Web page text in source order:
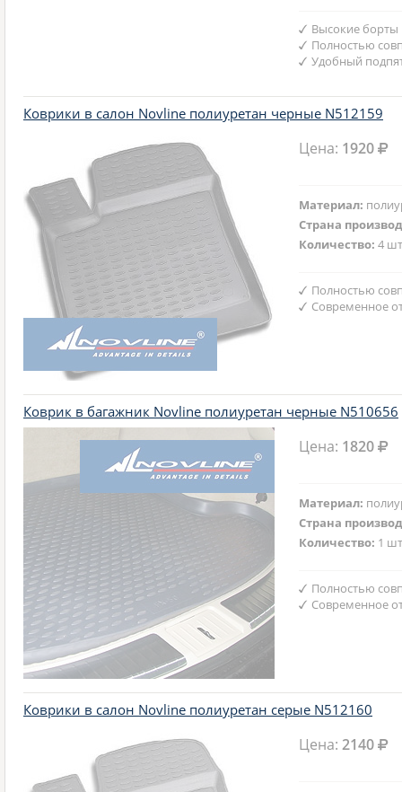
Высокие борты
Полностью
Удобный
Коврики в салон Novline полиуретан черные N512159
Цена: 1920
Материал:
Страна
Количество:4
Полностью
Современное
Коврик в багажник Novline полиуретан черные N510656
Цена: 1820
Материал:
Страна
Количество: 1
Полностью
Современное
Коврики в салон Novline полиуретан серые N512160
Цена:2140